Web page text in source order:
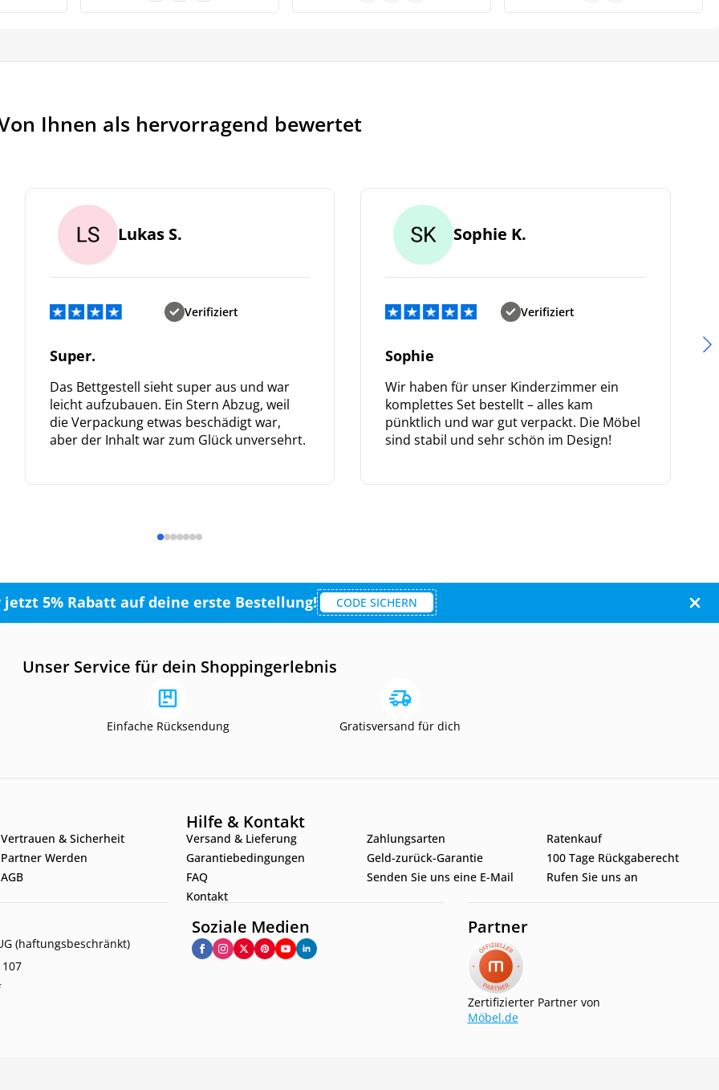
Ihnen als hervorragend bewertet
Lukas S.
Verifiziert
Super.
Das Bettgestell sieht super aus und war
leicht aufzubauen. Ein Stern Abzug, weil
die Verpackung etwas beschädigt war,
aber der Inhalt war zum Glück unversehrt.
Sophie K.
Verifiziert
Sophie
Wir haben für unser Kinderzimmer ein
komplettes Set bestellt – alles kam
pünktlich und war gut verpackt. Die Möbel
sind stabil und sehr schön im Design!
jetzt 5% Rabatt auf deine erste Bestellung! CODE SICHERN
Unser Service für dein Shoppingerlebnis
Einfache Rücksendung Gratisversand für dich
Vertrauen & Sicherheit
Partner Werden
AGB
Hilfe & Kontakt
Versand & Lieferung Zahlungsarten
Ratenkauf
Garantiebedingungen
Geld-zurück-Garantie
100 Tage Rückgaberecht
FAQ
Senden Sie uns eine E-Mail
Rufen Sie uns an
Kontakt
(haftungsbeschränkt)
Soziale Medien Partner
Zertifizierter Partner von
Möbel.de